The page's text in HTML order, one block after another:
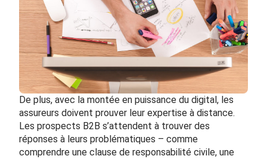
De plus, avec la montée en puissance du digital, les
assureurs doivent prouver leur expertise à distance.
Les prospects B2B s’attendent à trouver des
réponses à leurs problématiques – comme
comprendre une clause de responsabilité civile, une